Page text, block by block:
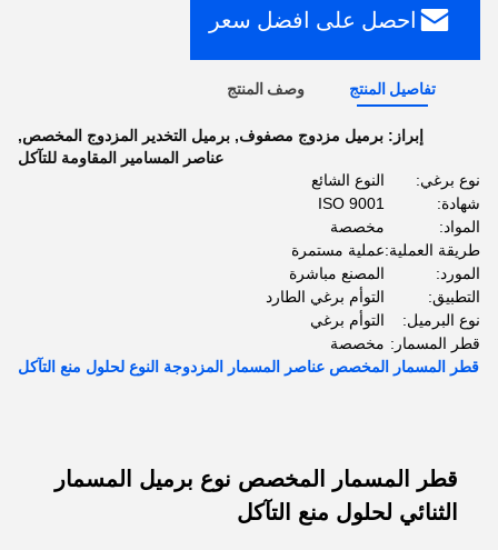
احصل على افضل سعر
تفاصيل المنتج وصف المنتج
إبراز: برميل مزدوج مصفوف, برميل التخدير المزدوج المخصص,
عناصر المسامير المقاومة للتآكل
نوع برغي:
النوع الشائع
شهادة:
ISO 9001
المواد:
مخصصة
طريقة العملية:عملية مستمرة
المورد:
المصنع مباشرة
التطبيق:
التوأم برغي الطارد
نوع البرميل:
التوأم برغي
قطر المسمار: مخصصة
قطر المسمار المخصص عناصر المسمار المزدوجة النوع لحلول منع التآكل
قطر المسمار المخصص نوع برميل المسمار
الثنائي لحلول منع التآكل